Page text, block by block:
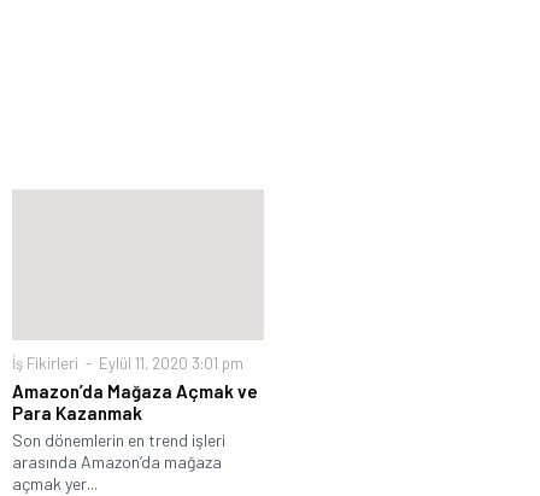
İş Fikirleri Eylül 11, 2020 3:01 pm
Amazon’da Mağaza Açmak ve
Para Kazanmak
Son dönemlerin en trend işleri
arasında Amazon’da mağaza
açmak yer...